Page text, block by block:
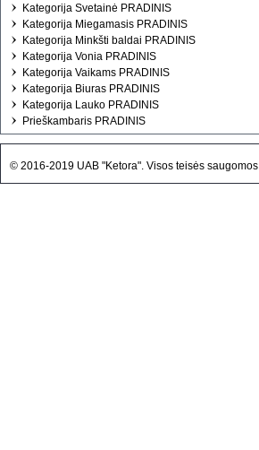
Kategorija Svetainė PRADINIS
Kategorija Miegamasis PRADINIS
Kategorija Minkšti baldai PRADINIS
Kategorija Vonia PRADINIS
Kategorija Vaikams PRADINIS
Kategorija Biuras PRADINIS
Kategorija Lauko PRADINIS
Prieškambaris PRADINIS
© 2016-2019 UAB "Ketora". Visos teisės saugomos.